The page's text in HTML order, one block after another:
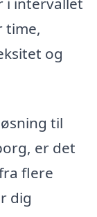
time,
og
til
er det
flere
dig